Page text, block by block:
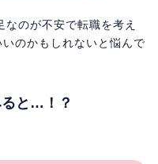
のが不安で転職を考え
のかもしれないと悩んで
と…！？